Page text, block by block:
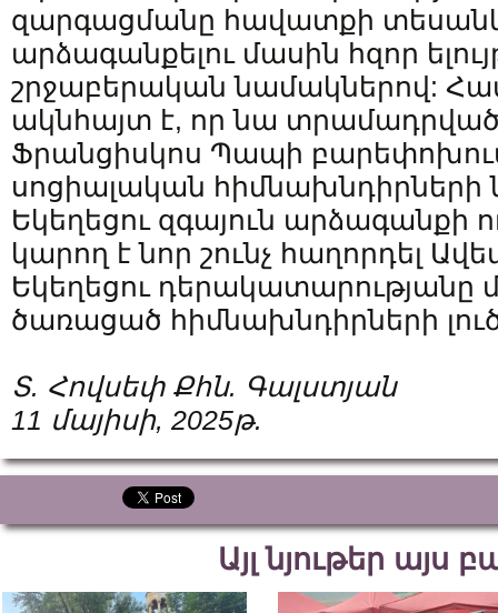
զարգացմանը հավատքի
արձագանքելու մասին հզոր
շրջաբերական նամակներով:
ակնհայտ է, որ նա տրամադրված
Ֆրանցիսկոս Պապի
սոցիալական
Եկեղեցու զգայուն արձագանքի
կարող է նոր շունչ հաղորդել
Եկեղեցու դերակատարությանը
ծառացած հիմնախնդիրների
Տ. Հովսեփ Քհն. Գալստյան
11 մայիսի, 2025թ.
Այլ նյութեր այս